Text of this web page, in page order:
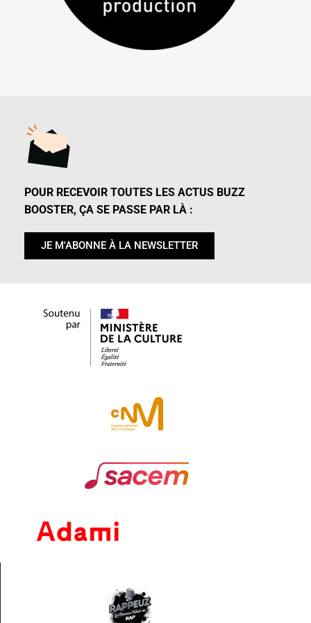
POUR RECEVOIR TOUTES LES ACTUS BUZZ
BOOSTER, ÇA SE PASSE PAR LÀ :
JE M'ABONNE À LA NEWSLETTER